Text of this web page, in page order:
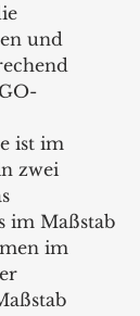
und
ist im
zwei
im Maßstab
im